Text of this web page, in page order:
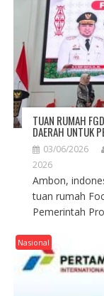
TUAN RUMAH
DAERAH UNTUK
03/06/2026
2026
Ambon,
tuan rumah
Pemerintah
Nasional